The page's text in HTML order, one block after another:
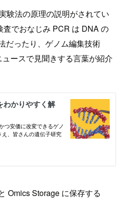
験法の原理の説明がされてい
でおなじみ PCR は DNA の
だったり、ゲノム編集技術
ュースで見聞きする言葉が紹介
Omics Storage に保存する